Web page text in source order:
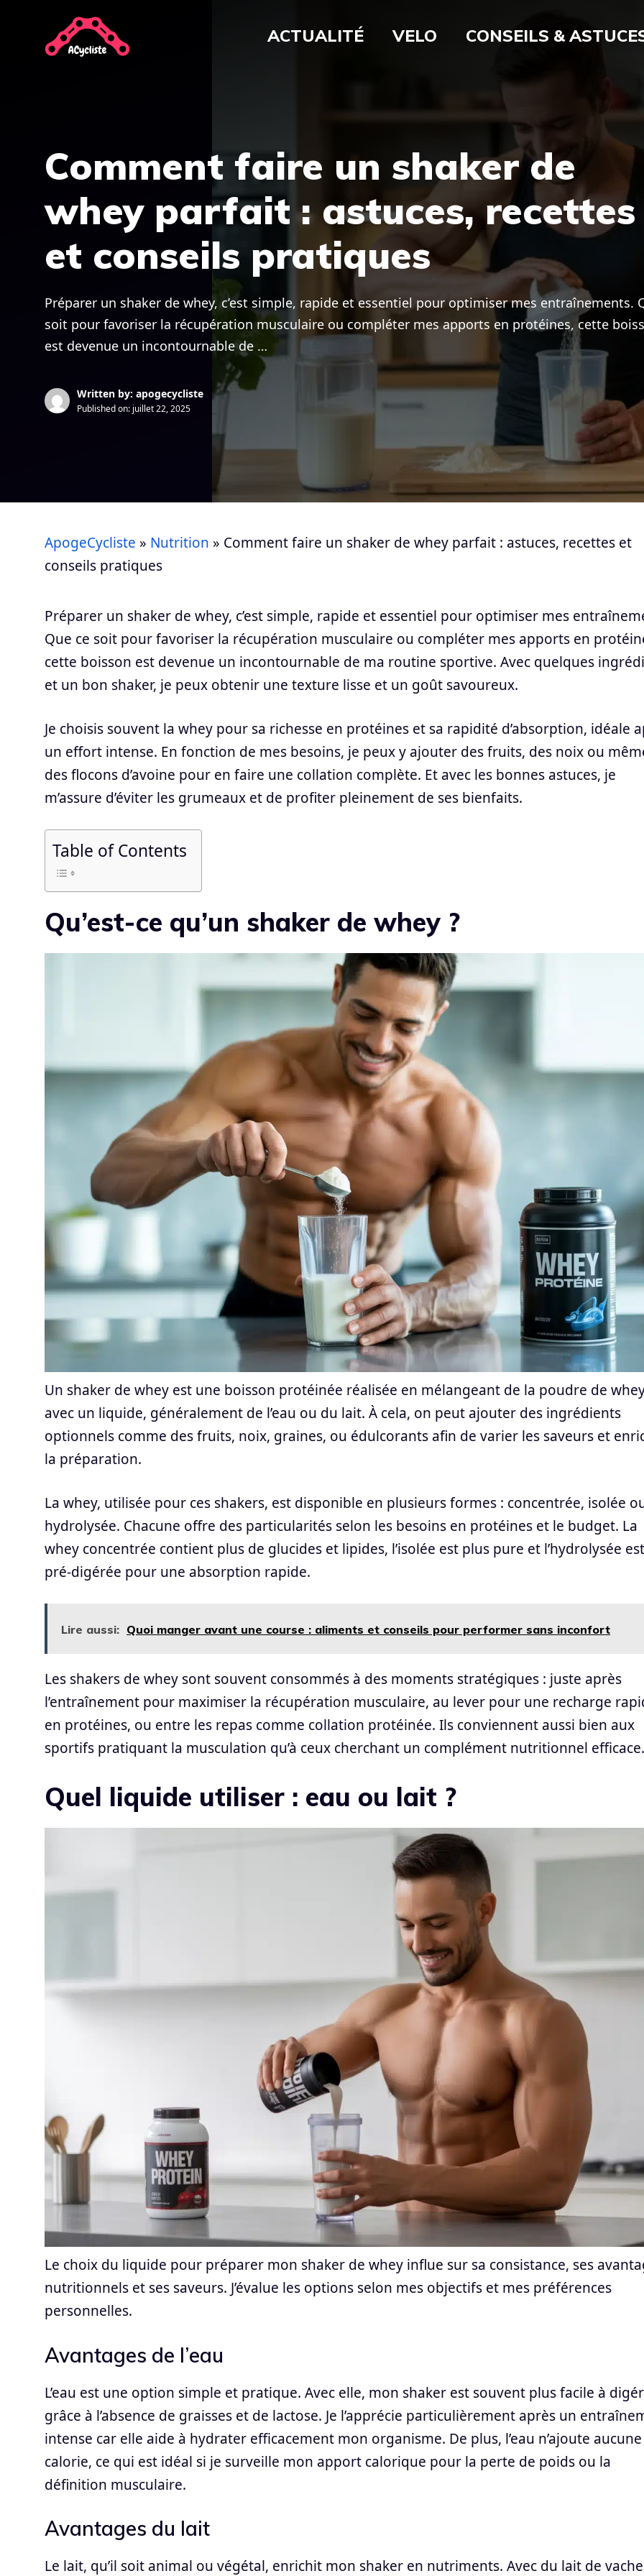
contenu
ACTUALITÉ VELO CONSEILS &
Comment faire un shaker de
whey parfait : astuces, recettes
et conseils pratiques
Préparer un shaker de whey, c’est simple, rapide et essentiel pour optimiser mes entraînements.
soit pour favoriser la récupération musculaire ou compléter mes apports en protéines, cette
est devenue un incontournable de …
Written by: apogecycliste
Published on: juillet 22, 2025
ApogeCycliste » Nutrition » Comment faire un shaker de whey parfait : astuces, recettes et
conseils pratiques
Préparer un shaker de whey, c’est simple, rapide et essentiel pour optimiser mes
Que ce soit pour favoriser la récupération musculaire ou compléter mes apports en
cette boisson est devenue un incontournable de ma routine sportive. Avec quelques
et un bon shaker, je peux obtenir une texture lisse et un goût savoureux.
Je choisis souvent la whey pour sa richesse en protéines et sa rapidité d’absorption, idéale
un effort intense. En fonction de mes besoins, je peux y ajouter des fruits, des noix ou
des flocons d’avoine pour en faire une collation complète. Et avec les bonnes astuces, je
m’assure d’éviter les grumeaux et de profiter pleinement de ses bienfaits.
Table of Contents
Qu’est-ce qu’un shaker de whey ?
Un shaker de whey est une boisson protéinée réalisée en mélangeant de la poudre de
avec un liquide, généralement de l’eau ou du lait. À cela, on peut ajouter des ingrédients
optionnels comme des fruits, noix, graines, ou édulcorants afin de varier les saveurs et
la préparation.
La whey, utilisée pour ces shakers, est disponible en plusieurs formes : concentrée, isolée
hydrolysée. Chacune offre des particularités selon les besoins en protéines et le budget. La
whey concentrée contient plus de glucides et lipides, l’isolée est plus pure et l’hydrolysée est
pré-digérée pour une absorption rapide.
Lire aussi: Quoi manger avant une course : aliments et conseils pour performer sans inconfort
Les shakers de whey sont souvent consommés à des moments stratégiques : juste après
l’entraînement pour maximiser la récupération musculaire, au lever pour une recharge
en protéines, ou entre les repas comme collation protéinée. Ils conviennent aussi bien aux
sportifs pratiquant la musculation qu’à ceux cherchant un complément nutritionnel efficace.
Quel liquide utiliser : eau ou lait ?
Le choix du liquide pour préparer mon shaker de whey influe sur sa consistance, ses
nutritionnels et ses saveurs. J’évalue les options selon mes objectifs et mes préférences
personnelles.
Avantages de l’eau
L’eau est une option simple et pratique. Avec elle, mon shaker est souvent plus facile à
grâce à l’absence de graisses et de lactose. Je l’apprécie particulièrement après un
intense car elle aide à hydrater efficacement mon organisme. De plus, l’eau n’ajoute aucune
calorie, ce qui est idéal si je surveille mon apport calorique pour la perte de poids ou la
définition musculaire.
Avantages du lait
Le lait, qu’il soit animal ou végétal, enrichit mon shaker en nutriments. Avec du lait de